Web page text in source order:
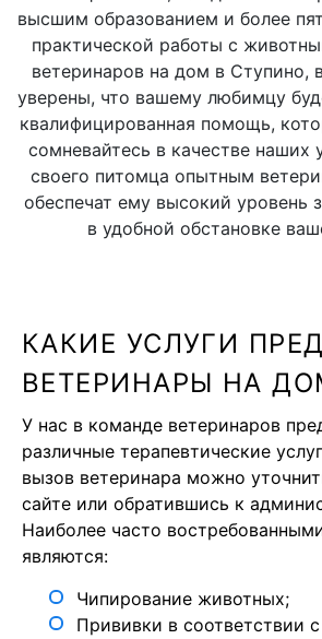
высшим образованием и более
практической работы с
ветеринаров на дом в Ступино,
уверены, что вашему любимцу
квалифицированная помощь,
сомневайтесь в качестве наших
своего питомца опытным
обеспечат ему высокий уровень
в удобной обстановке
КАКИЕ УСЛУГИ
ВЕТЕРИНАРЫ НА
У нас в команде ветеринаров
различные терапевтические
вызов ветеринара можно
сайте или обратившись к
Наиболее часто
являются:
Чипирование животных;
Прививки в соответствии